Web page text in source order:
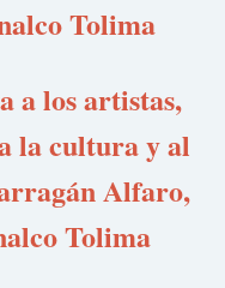
Tolima
a los artistas,
la cultura y al
Alfaro,
Tolima